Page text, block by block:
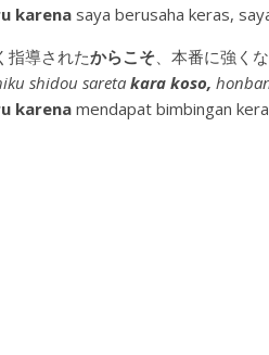
karena saya berusaha keras,
指導されたからこそ、本番に強くな
shidou sareta kara koso,
karena mendapat bimbingan